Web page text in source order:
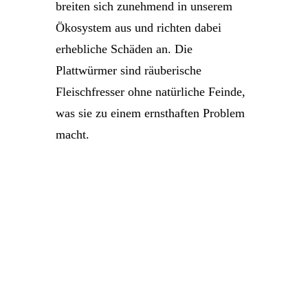
breiten sich zunehmend in unserem
Ökosystem aus und richten dabei
erhebliche Schäden an. Die
Plattwürmer sind räuberische
Fleischfresser ohne natürliche Feinde,
was sie zu einem ernsthaften Problem
macht.